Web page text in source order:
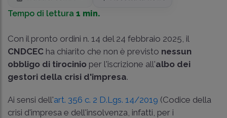
Tempo di lettura 1 min.
Con il pronto ordini n. 14 del 24 febbraio 2025, il
CNDCEC ha chiarito che non è previsto nessun
obbligo di tirocinio per l'iscrizione all'albo dei
gestori della crisi d'impresa.
Ai sensi dell'art. 356 c. 2 D.Lgs. 14/2019 (Codice della
crisi d'impresa e dell'insolvenza, infatti, per i